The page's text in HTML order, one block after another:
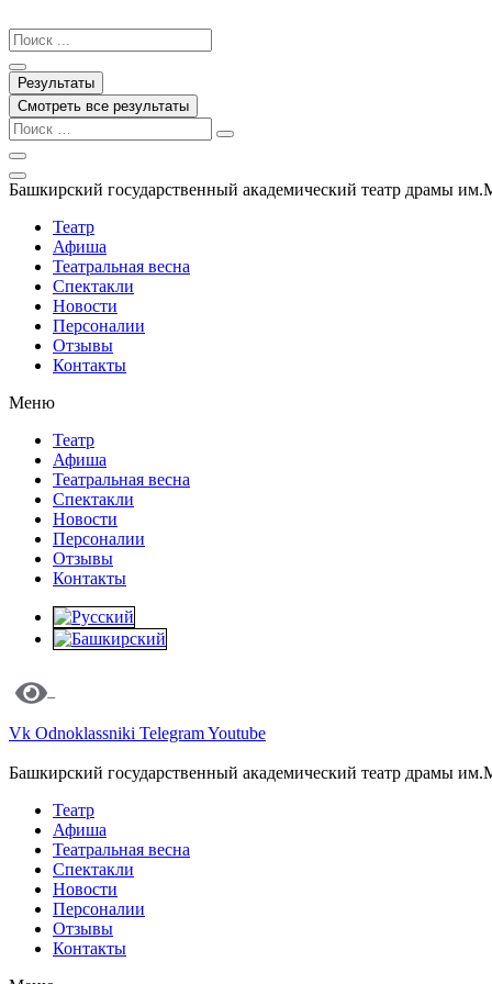
к
содержимому
Search
...
Результаты
Смотреть все результаты
Башкирский государственный академический театр драмы
Театр
Афиша
Театральная весна
Спектакли
Новости
Персоналии
Отзывы
Контакты
Меню
Театр
Афиша
Театральная весна
Спектакли
Новости
Персоналии
Отзывы
Контакты
Vk Odnoklassniki TelegramYoutube
Башкирский государственный академический театр драмы
Театр
Афиша
Театральная весна
Спектакли
Новости
Персоналии
Отзывы
Контакты